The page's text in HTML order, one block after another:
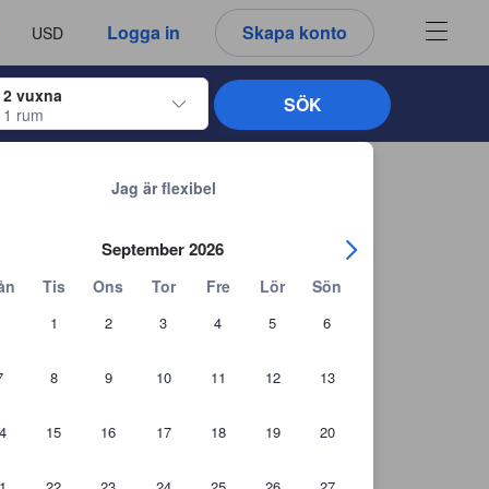
USD Logga in Skapa konto
välja
2 vuxna
1 rum
för att navigera genom in- och utcheckningsdatumen. När du
Jag är flexibel
September 2026
Tis Ons Tor Fre Lör Sön
1 2 3 4 5 6
8 9 10 11 12 13
15 16 17 18 19 20
SÖK
du ser är därför alltid autentiska.